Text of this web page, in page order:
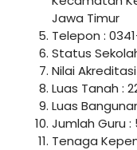
Jawa Timur
Telepon :
Status
Nilai
Luas Tanah :
Luas
Jumlah Guru :
Tenaga